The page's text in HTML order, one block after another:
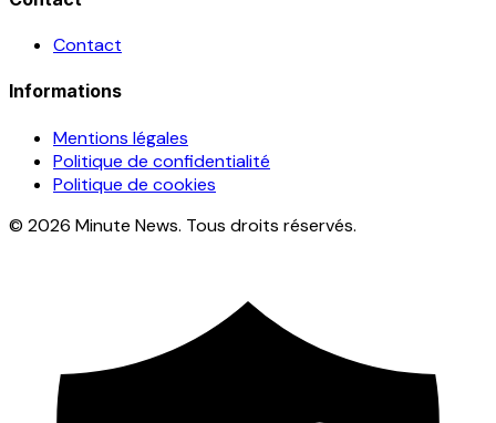
Contact
Informations
Mentions légales
Politique de confidentialité
Politique de cookies
© 2026 Minute News. Tous droits réservés.